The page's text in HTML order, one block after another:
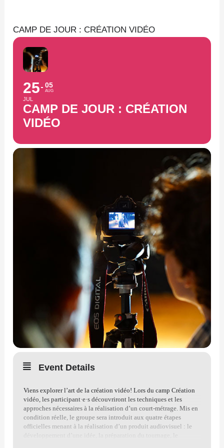
contenu
CAMP DE JOUR : CRÉATION VIDÉO
25
JUL
05
AUG
CAMP DE JOUR : CRÉATION
VIDÉO
Event Details
Viens explorer l’art de la création vidéo! Lors du camp Création
vidéo, les participant·e·s découvriront les techniques et les
approches nécessaires à la réalisation d’un court-métrage. Mis en
condition réelle, le groupe sera introduit aux quatre étapes
officielles menant à la réalisation d’un produit audiovisuel : le
développement d’une idée, la préparation du tournage, le